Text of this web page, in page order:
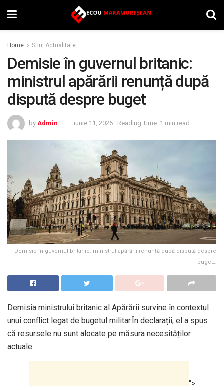
Home Stiri, Actualitate
Demisie în guvernul britanic:
ministrul apărării renunță după
dispută despre buget
by Admin iunie 11, 2026 Reading Time: 1 min read
Demisie în guvernul britanic: ministrul apărării renunță după dispută despre
buget…
Demisia ministrului britanic al Apărării survine în contextul
unui conflict legat de bugetul militar.În declarații, el a spus
că resursele nu sunt alocate pe măsura necesităților
actuale.
">